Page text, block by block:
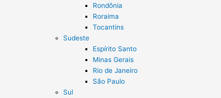
Rondônia
Roraima
Tocantins
Sudeste
Espírito Santo
Minas Gerais
Rio de Janeiro
São Paulo
Sul